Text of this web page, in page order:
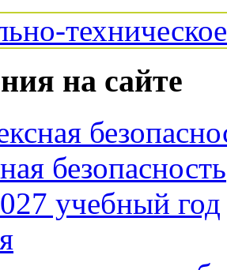
на сайте
безопасность
учебный год